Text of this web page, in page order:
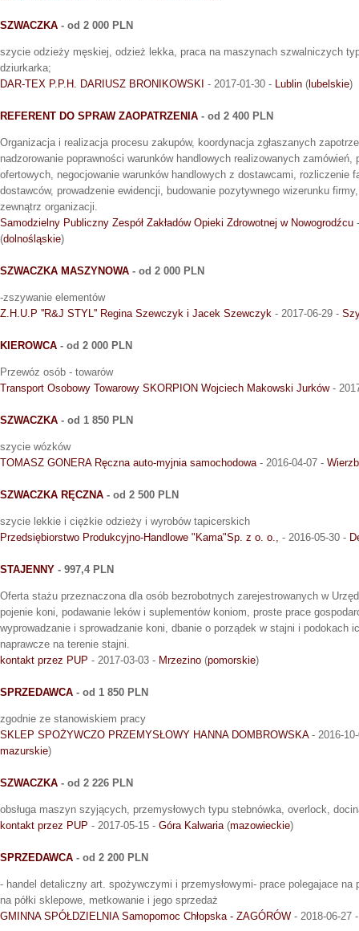
SZWACZKA - od 2 000 PLN
szycie odzieży męskiej, odzież lekka, praca na maszynach szwalniczych
dziurkarka;
DAR-TEX P.P.H. DARIUSZ BRONIKOWSKI - 2017-01-30 - Lublin (lubelskie)
REFERENT DO SPRAW ZAOPATRZENIA - od 2 400 PLN
Organizacja i realizacja procesu zakupów, koordynacja zgłaszanych
nadzorowanie poprawności warunków handlowych realizowanych zamówień,
ofertowych, negocjowanie warunków handlowych z dostawcami, rozliczenie
dostawców, prowadzenie ewidencji, budowanie pozytywnego wizerunku
zewnątrz organizacji.
Samodzielny Publiczny Zespół Zakładów Opieki Zdrowotnej w Nowogrodźcu
(dolnośląskie)
SZWACZKA MASZYNOWA - od 2 000 PLN
-zszywanie elementów
Z.H.U.P ''R&J STYL'' Regina Szewczyk i Jacek Szewczyk - 2017-06-29 -
KIEROWCA - od 2 000 PLN
Przewóz osób - towarów
Transport Osobowy Towarowy SKORPION Wojciech Makowski Jurków-
SZWACZKA - od 1 850 PLN
szycie wózków
TOMASZ GONERA Ręczna auto-myjnia samochodowa - 2016-04-07 -
SZWACZKA RĘCZNA - od 2 500 PLN
szycie lekkie i ciężkie odzieży i wyrobów tapicerskich
Przedsiębiorstwo Produkcyjno-Handlowe "Kama"Sp. z o. o.,
- 2016-05-30 -
STAJENNY - 997,4 PLN
Oferta stażu przeznaczona dla osób bezrobotnych zarejestrowanych w
pojenie koni, podawanie leków i suplementów koniom, proste prace
wyprowadzanie i sprowadzanie koni, dbanie o porządek w stajni i podokach
naprawcze na terenie stajni.
kontakt przez PUP - 2017-03-03 - Mrzezino (pomorskie)
SPRZEDAWCA - od 1 850 PLN
zgodnie ze stanowiskiem pracy
SKLEP SPOŻYWCZO PRZEMYSŁOWY HANNA DOMBROWSKA- 2016-
mazurskie)
SZWACZKA - od 2 226 PLN
obsługa maszyn szyjących, przemysłowych typu stebnówka, overlock,
kontakt przez PUP - 2017-05-15 - Góra Kalwaria (mazowieckie)
SPRZEDAWCA - od 2 200 PLN
- handel detaliczny art. spożywczymi i przemysłowymi- prace polegajace na
na półki sklepowe, metkowanie i jego sprzedaż
GMINNA SPÓŁDZIELNIA Samopomoc Chłopska - ZAGÓRÓW - 2018-06-27